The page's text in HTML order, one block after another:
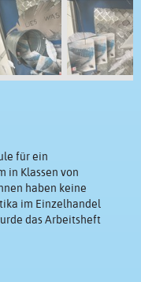
für ein
in Klassen von
haben keine
im Einzelhandel
das Arbeitsheft